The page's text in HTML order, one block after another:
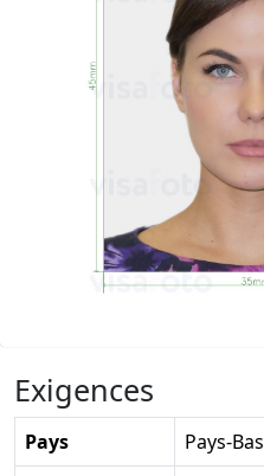
Exigences
Pays
Pays-Bas